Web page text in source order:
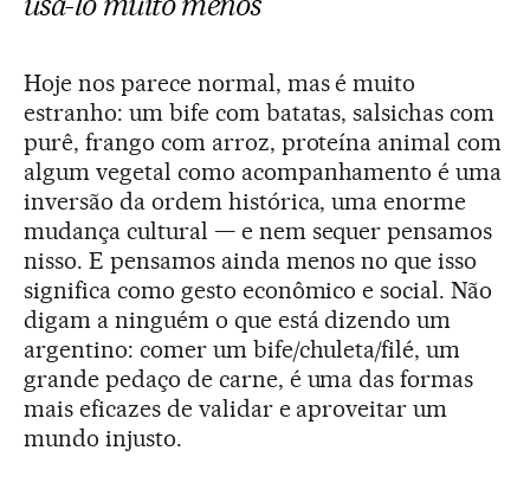
Hoje nos parece normal, mas é muito
estranho: um bife com batatas, salsichas com
purê, frango com arroz, proteína animal com
algum vegetal como acompanhamento é uma
inversão da ordem histórica, uma enorme
mudança cultural — e nem sequer pensamos
nisso. E pensamos ainda menos no que isso
significa como gesto econômico e social. Não
digam a ninguém o que está dizendo um
argentino: comer um bife/chuleta/filé, um
grande pedaço de carne, é uma das formas
mais eficazes de validar e aproveitar um
mundo injusto.